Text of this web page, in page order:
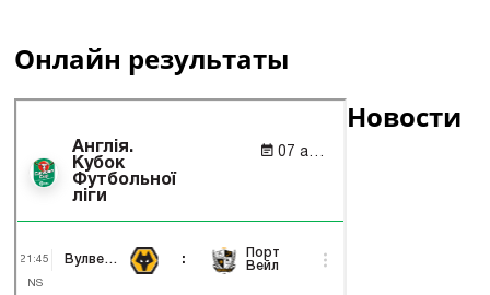
Онлайн результаты
Новости